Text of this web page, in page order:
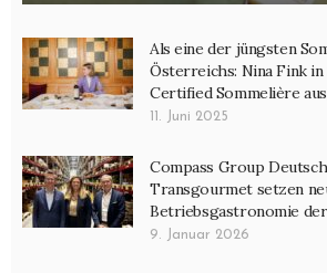
Als eine der jüngsten
Österreichs: Nina Fink
Certified Sommelière
11. Juni 2025
Compass Group
Transgourmet setzen
Betriebsgastronomie
9. Januar 2026